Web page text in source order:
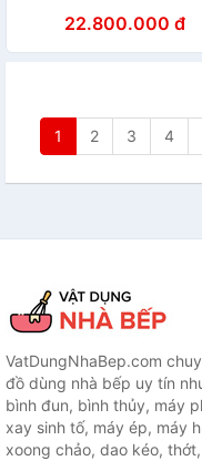
Chính Hãng22.800.000 đ
1 2 3 4
VatDungNhaBep.com
đồ dùng nhà bếp uy tín
bình đun, bình thủy, máy
xay sinh tố, máy ép, máy
xoong chảo, dao kéo,